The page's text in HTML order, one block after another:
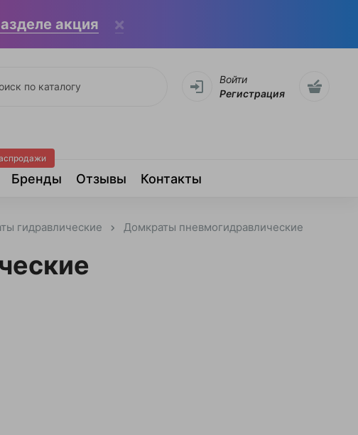
Войти
Регистрация
Бренды Отзывы Контакты
гидравлические Домкраты пневмогидравлические
акция